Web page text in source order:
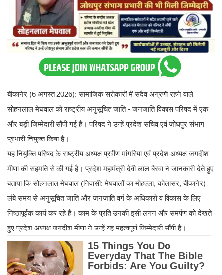
बीकानेर (6 अगस्त 2026): सामाजिक सरोकारों में सदैव अग्रणी रहने वाले
सोहनलाल मेघवाल को राष्ट्रीय अनुसूचित जाति - जनजाति विकास परिषद में एक
और बड़ी जिम्मेदारी सौंपी गई है। परिषद ने उन्हें प्रदेश सचिव एवं जोधपुर संभाग
प्रभारी नियुक्त किया है।
यह नियुक्ति परिषद के राष्ट्रीय अध्यक्ष प्रवीण मांगरिया एवं प्रदेश अध्यक्ष जगदीश
मीणा की सहमति से की गई है। प्रदेश महामंत्री देवी लाल बैरवा ने जानकारी देते हुए
बताया कि सोहनलाल मेघवाल (निवासी: मेघवालों का मोहल्ला, कोलासर, बीकानेर)
लंबे समय से अनुसूचित जाति और जनजाति वर्ग के अधिकारों व विकास के लिए
निष्ठापूर्वक कार्य कर रहे हैं। काम के प्रति उनकी इसी लगन और समर्पण को देखते
हुए प्रदेश अध्यक्ष जगदीश मीणा ने उन्हें यह महत्वपूर्ण जिम्मेदारी सौंपी है।